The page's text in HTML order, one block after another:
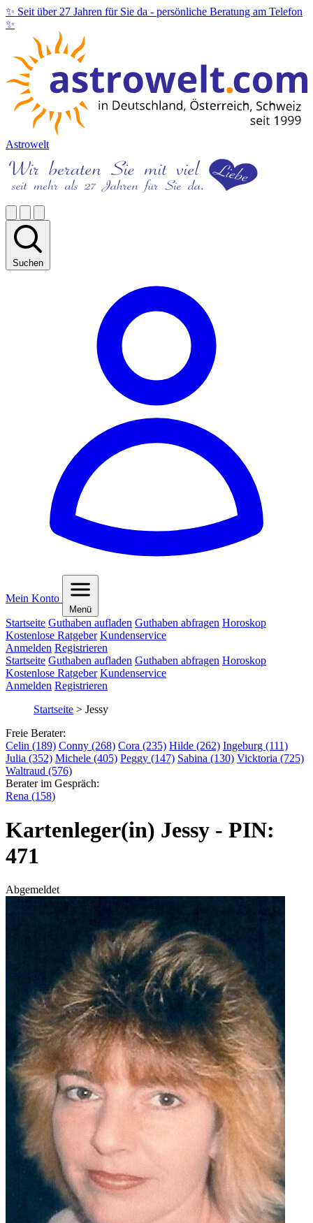
✨ Seit über 27 Jahren für Sie da - persönliche Beratung am Telefon
✨
Astrowelt
Suchen
Mein Konto
Menü
Startseite Guthaben aufladen Guthaben abfragen Horoskop
Kostenlose Ratgeber Kundenservice
Anmelden Registrieren
Startseite Guthaben aufladen Guthaben abfragen Horoskop
Kostenlose Ratgeber Kundenservice
Anmelden Registrieren
Startseite > Jessy
Freie Berater:
Celin (189) Conny (268) Cora (235) Hilde (262) Ingeburg (111)
Julia (352) Michele (405) Peggy (147) Sabina (130) Vicktoria (725)
Waltraud (576)
Berater im Gespräch:
Rena (158)
Kartenleger(in) Jessy - PIN:
471
Abgemeldet